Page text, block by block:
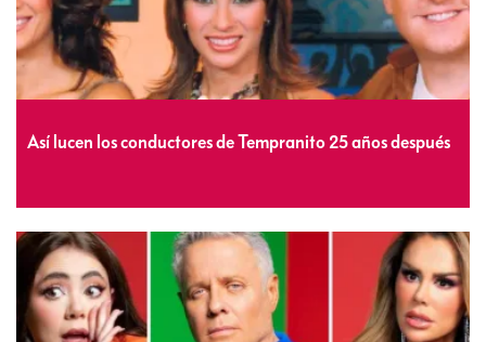
Así lucen los conductores de Tempranito 25 años después